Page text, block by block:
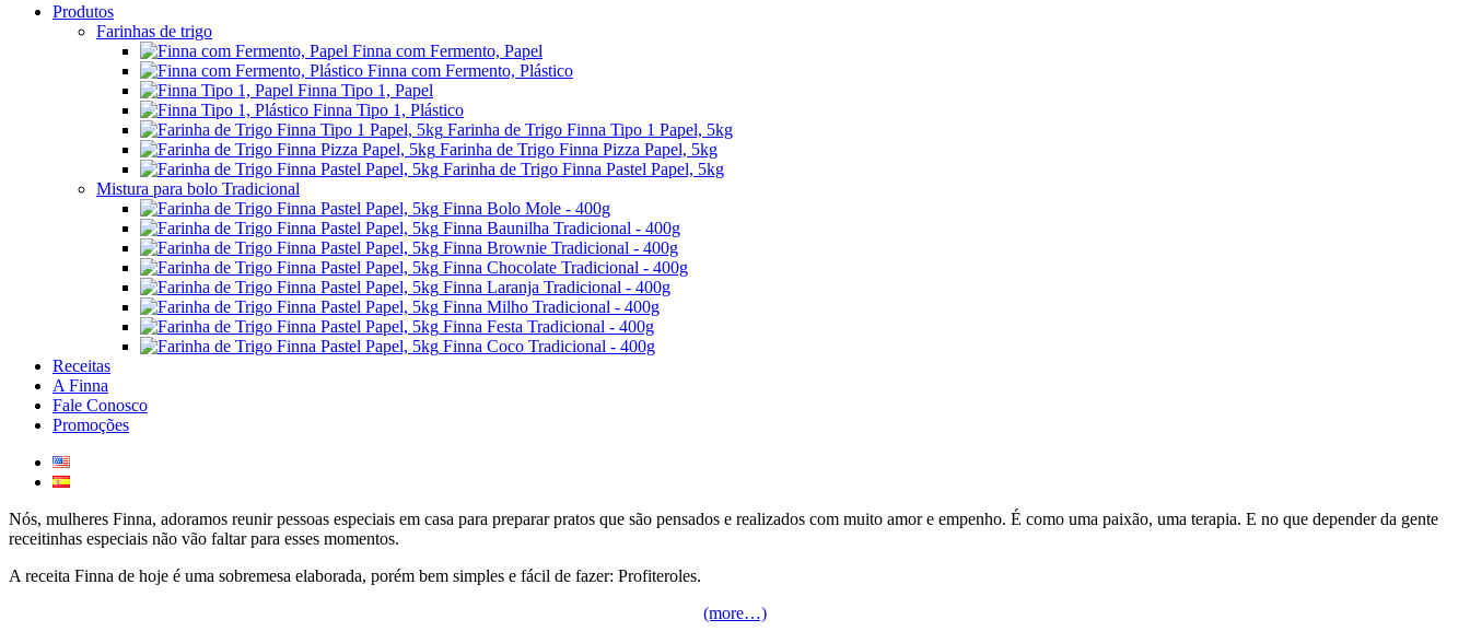
Produtos
Farinhas de trigo
Finna com Fermento, Papel
Finna com Fermento, Plástico
Finna Tipo 1, Papel
Finna Tipo 1, Plástico
Farinha de Trigo Finna Tipo 1 Papel, 5kg
Farinha de Trigo Finna Pizza Papel, 5kg
Farinha de Trigo Finna Pastel Papel, 5kg
Mistura para bolo Tradicional
Finna Bolo Mole - 400g
Finna Baunilha Tradicional - 400g
Finna Brownie Tradicional - 400g
Finna Chocolate Tradicional - 400g
Finna Laranja Tradicional - 400g
Finna Milho Tradicional - 400g
Finna Festa Tradicional - 400g
Finna Coco Tradicional - 400g
Receitas
A Finna
Fale Conosco
Promoções
Nós, mulheres Finna, adoramos reunir pessoas especiais em casa para preparar pratos que são pensados e realizados com muito amor e empenho. É como uma paixão, uma terapia. E no que depender da gente
receitinhas especiais não vão faltar para esses momentos.
A receita Finna de hoje é uma sobremesa elaborada, porém bem simples e fácil de fazer: Profiteroles.
(more…)